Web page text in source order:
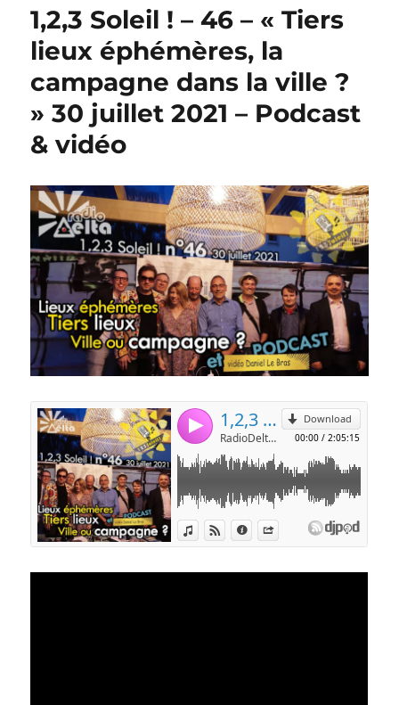
1,2,3 Soleil ! – 46 – « Tiers
lieux éphémères, la
campagne dans la ville ?
» 30 juillet 2021 – Podcast
& vidéo